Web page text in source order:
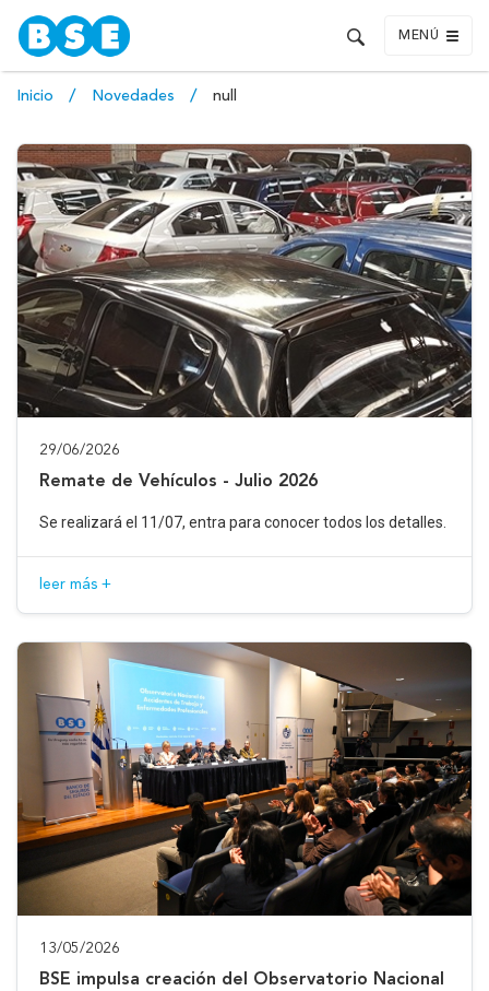
MENÚ
Inicio Novedades null
29/06/2026
Remate de Vehículos - Julio 2026
Se realizará el 11/07, entra para conocer todos los detalles.
leer más +
13/05/2026
BSE impulsa creación del Observatorio Nacional